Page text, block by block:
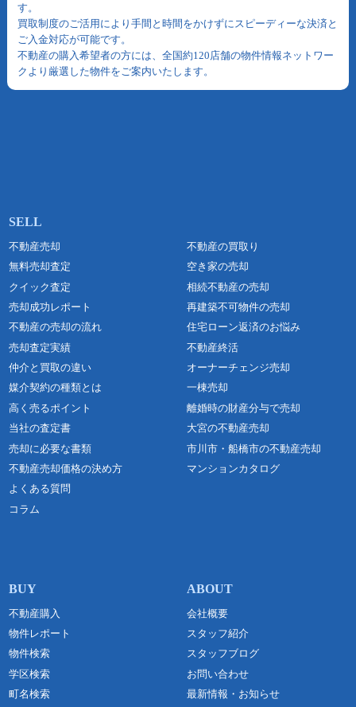
す。
買取制度のご活用により手間と時間をかけずにスピーディーな決済と
ご入金対応が可能です。
不動産の購入希望者の方には、全国約120店舗の物件情報ネットワー
クより厳選した物件をご案内いたします。
不動産売却
無料売却査定
クイック査定
売却成功レポート
不動産の売却の流れ
売却査定実績
仲介と買取の違い
媒介契約の種類とは
高く売るポイント
当社の査定書
売却に必要な書類
不動産売却価格の決め方
よくある質問
コラム
不動産の買取り
空き家の売却
相続不動産の売却
再建築不可物件の売却
住宅ローン返済のお悩み
不動産終活
オーナーチェンジ売却
一棟売却
離婚時の財産分与で売却
大宮の不動産売却
市川市・船橋市の不動産売却
マンションカタログ
不動産購入
物件レポート
物件検索
学区検索
町名検索
会社概要
スタッフ紹介
スタッフブログ
お問い合わせ
最新情報・お知らせ